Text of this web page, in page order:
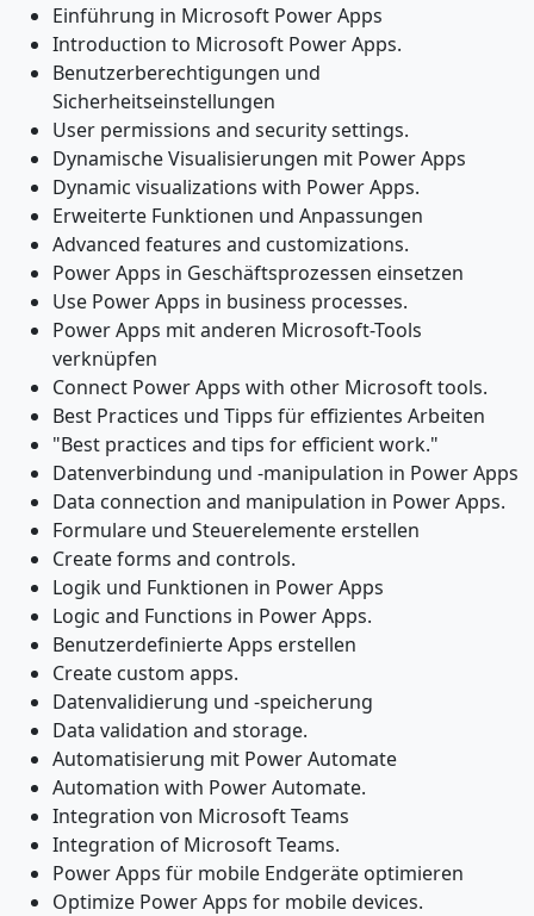
Einführung in Microsoft Power Apps
Introduction to Microsoft Power Apps.
Benutzerberechtigungen und
Sicherheitseinstellungen
User permissions and security settings.
Dynamische Visualisierungen mit Power Apps
Dynamic visualizations with Power Apps.
Erweiterte Funktionen und Anpassungen
Advanced features and customizations.
Power Apps in Geschäftsprozessen einsetzen
Use Power Apps in business processes.
Power Apps mit anderen Microsoft-Tools
verknüpfen
Connect Power Apps with other Microsoft tools.
Best Practices und Tipps für effizientes Arbeiten
"Best practices and tips for efficient work."
Datenverbindung und -manipulation in Power Apps
Data connection and manipulation in Power Apps.
Formulare und Steuerelemente erstellen
Create forms and controls.
Logik und Funktionen in Power Apps
Logic and Functions in Power Apps.
Benutzerdefinierte Apps erstellen
Create custom apps.
Datenvalidierung und -speicherung
Data validation and storage.
Automatisierung mit Power Automate
Automation with Power Automate.
Integration von Microsoft Teams
Integration of Microsoft Teams.
Power Apps für mobile Endgeräte optimieren
Optimize Power Apps for mobile devices.